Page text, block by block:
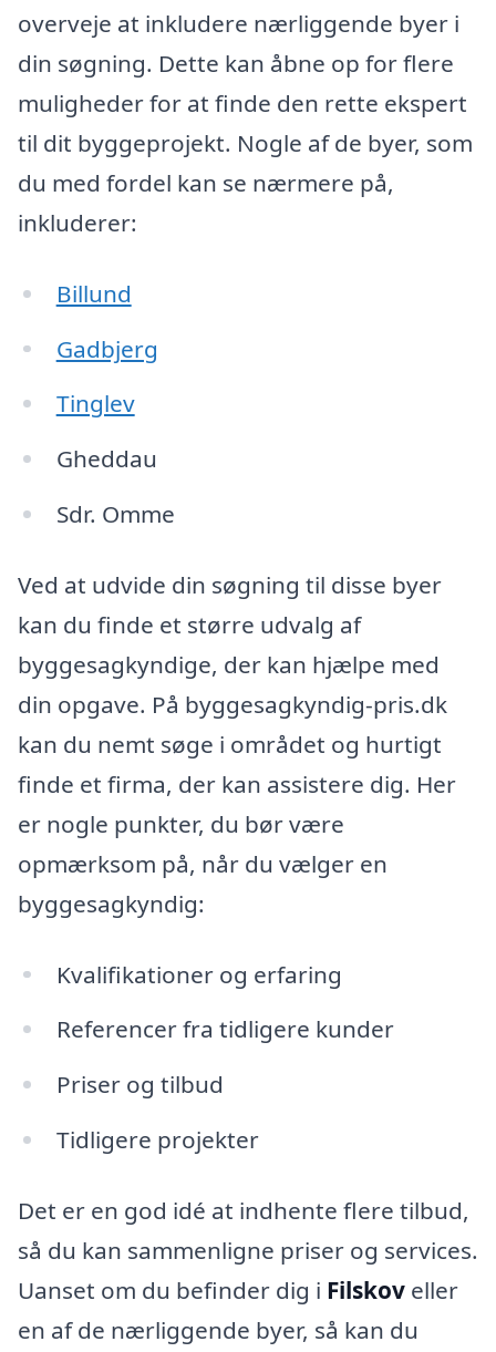
overveje at inkludere nærliggende byer i
din søgning. Dette kan åbne op for flere
muligheder for at finde den rette ekspert
til dit byggeprojekt. Nogle af de byer, som
du med fordel kan se nærmere på,
inkluderer:
Billund
Gadbjerg
Tinglev
Gheddau
Sdr. Omme
Ved at udvide din søgning til disse byer
kan du finde et større udvalg af
byggesagkyndige, der kan hjælpe med
din opgave. På byggesagkyndig-pris.dk
kan du nemt søge i området og hurtigt
finde et firma, der kan assistere dig. Her
er nogle punkter, du bør være
opmærksom på, når du vælger en
byggesagkyndig:
Kvalifikationer og erfaring
Referencer fra tidligere kunder
Priser og tilbud
Tidligere projekter
Det er en god idé at indhente flere tilbud,
så du kan sammenligne priser og services.
Uanset om du befinder dig i Filskov eller
en af de nærliggende byer, så kan du